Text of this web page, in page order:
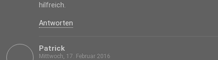
hilfreich.
Antworten
Patrick
Mittwoch, 17. Februar 2016